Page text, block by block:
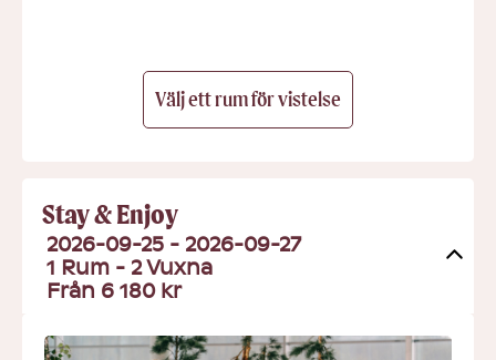
Välj ett rum för vistelse
Stay & Enjoy
2026-09-25 - 2026-09-27
1 Rum - 2Vuxna
Från 6 180 kr